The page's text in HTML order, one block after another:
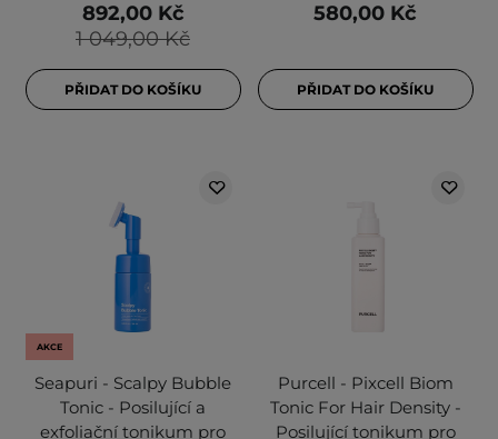
1 049,00 Kč
892,00 Kč
PŘIDAT DO KOŠÍKU
580,00 Kč
PŘIDAT DO KOŠÍKU
AKCE
Seapuri - Scalpy Bubble
Tonic - Posilující a
exfoliační tonikum pro
Purcell - Pixcell Biom
Tonic For Hair Density -
Posilující tonikum pro